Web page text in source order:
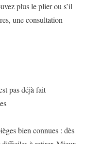
plus le plier ou s’il
une consultation
pas déjà fait
bien connues : dès